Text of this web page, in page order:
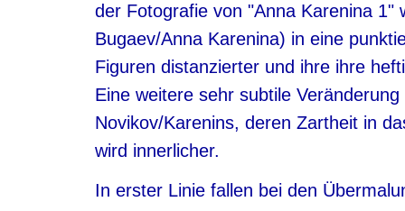
der Fotografie von "Anna Karenina 1"
Bugaev/Anna Karenina) in eine
Figuren distanzierter und ihre ihre
Eine weitere sehr subtile
Novikov/Karenins, deren Zartheit in
wird innerlicher.
In erster Linie fallen bei den